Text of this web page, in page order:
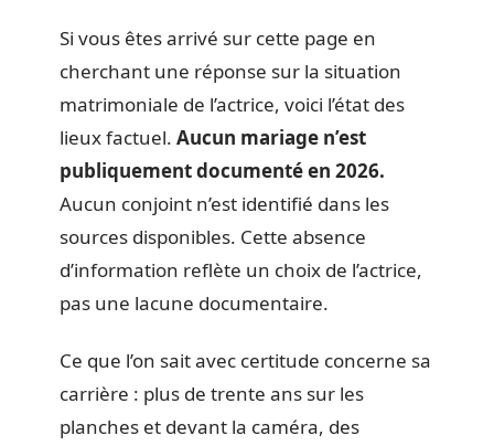
Si vous êtes arrivé sur cette page en
cherchant une réponse sur la situation
matrimoniale de l’actrice, voici l’état des
lieux factuel. Aucun mariage n’est
publiquement documenté en 2026.
Aucun conjoint n’est identifié dans les
sources disponibles. Cette absence
d’information reflète un choix de l’actrice,
pas une lacune documentaire.
Ce que l’on sait avec certitude concerne sa
carrière : plus de trente ans sur les
planches et devant la caméra, des